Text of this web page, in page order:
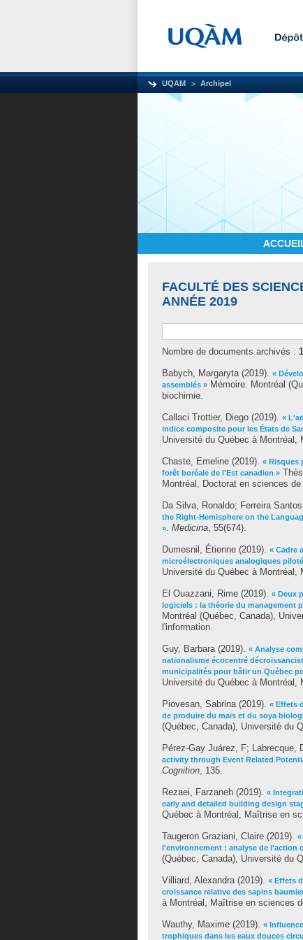
UQAM Archipel
FACULTÉ DES
ANNÉE 2019
Nombre de documents archivés :
Babych, Margaryta(2019). «
assemblés » Mémoire. Montréal
biochimie.
Callaci Trottier, Diego (2019). «
indice composite pour les États de
Université du Québec à
Chaste, Emeline (2019). « Risques
forêt boréale de l'Est canadien »
Montréal, Doctorat en sciences
Da Silva, Ronaldo; Ferreira
the Right-Hemisphere on the
». Medicina, 55(674).
Dumesnil, Étienne (2019). « Cadre
microélectroniques analogiques
Université du Québec à Montréal,
El Ouazzani, Rime (2019). « Deux
logiciels : la théorie du management
Montréal (Québec, Canada),
l'information.
Guy, Barbara(2019). « Analyse
nationalisme écocentré
municipalités pour bâtir un Québec
Université du Québec à
Piovesan, Sabrina(2019). « Effets
de produire du maïs et du soya
(Québec, Canada), Université du
Pérez-Gay Juárez, F; Labrecque,
activity through Event Related
Cognition, 135.
Rezaei, Farzaneh (2019). «
early and detailed building design
Québec à Montréal, Maîtrise en
Taugeron Graziani, Claire (2019).
l'environnement : analyse de l'action
(Québec, Canada), Université du
Villiard, Alexandra(2019). « Effets
croissance relative des sapins
à Montréal, Maîtrise en sciences
Wauthy, Maxime (2019). «
trophiques dans les eaux douces